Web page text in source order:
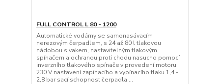
FULL CONTROL L 80 - 1200
Automatické vodárny se samonasávacím
nerezovým čerpadlem, s 24 až 80 l tlakovou
nádobou s vakem, nastavitelným tlakovým
spínačem a ochranou proti chodu nasucho pomocí
inverzního tlakového spínače.v provedení motoru
230 V nastavení zapínacího a vypínacího tlaku 1,4 -
2,8 bar sací schopnost čerpadla ...